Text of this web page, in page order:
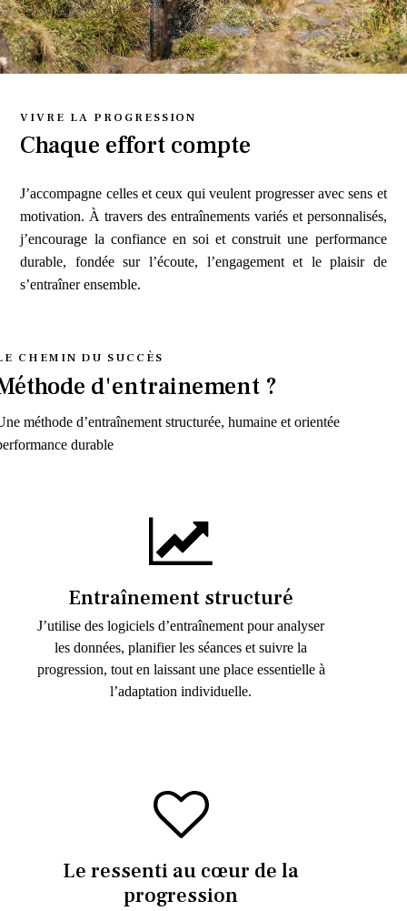
VIVRE LA PROGRESSION
Chaque effort compte
J’accompagne celles et ceux qui veulent progresser avec sens et
motivation. À travers des entraînements variés et personnalisés,
j’encourage la confiance en soi et construit une performance
durable, fondée sur l’écoute, l’engagement et le plaisir de
s’entraîner ensemble.
CHEMIN DU SUCCÈS
d'entrainement ?
méthode d’entraînement structurée, humaine et orientée
durable
Entraînement structuré
J’utilise des logiciels d’entraînement pour analyser
les données, planifier les séances et suivre la
progression, tout en laissant une place essentielle à
l’adaptation individuelle.
Le ressenti au cœur de la
progression